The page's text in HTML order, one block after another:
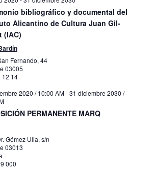
bibliográfico y documental del
Alicantino de Cultura Juan Gil-
(IAC)
Fernando, 44
03005
12 14
2020 / 10:00 AM-31 diciembre 2030 /
PERMANENTE MARQ
Gómez Ulla, s/n
03013
000